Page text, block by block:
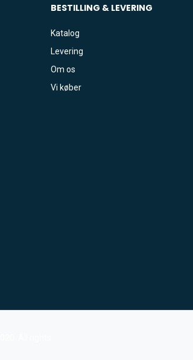
BESTILLING & LEVERING
Katalog
Levering
Om os
Vi køber